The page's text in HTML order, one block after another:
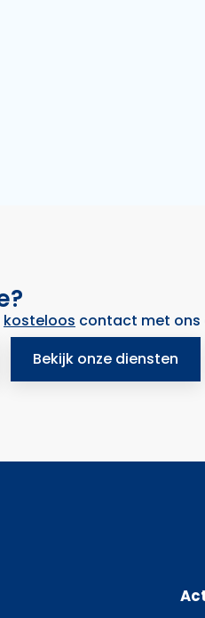
kosteloos contact met ons
Bekijk onze diensten